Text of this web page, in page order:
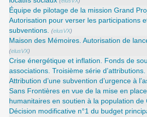
Équipe de pilotage de la mission Grand
Autorisation pour verser les participations
subventions. (elusVX)
Maison des Mémoires. Autorisation de
(elusVX)
Crise énergétique et inflation. Fonds de
associations. Troisième série d’attributions.
Attribution d’une subvention d’urgence à
Sans Frontières en vue de la mise en place
humanitaires en soutien à la population de
Décision modificative n°1 du budget